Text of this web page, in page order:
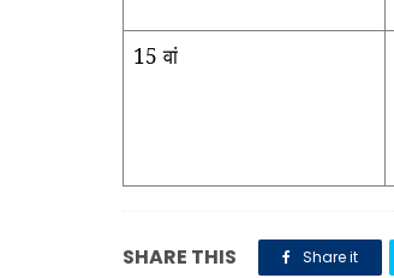
15 वां
SHARE THIS Share it